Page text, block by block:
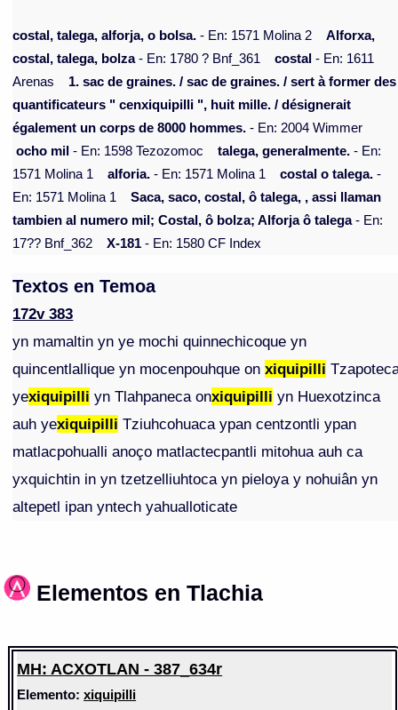
costal, talega, alforja, o bolsa. - En: 1571 Molina 2
Alforxa,
costal, talega, bolza- En: 1780 ? Bnf_361 costal - En: 1611
Arenas
1. sac de graines. / sac de graines. / sert à former des
quantificateurs " cenxiquipilli ", huit mille. / désignerait
également un corps de 8000 hommes. - En: 2004 Wimmer
ocho mil - En: 1598 Tezozomoc talega, generalmente. - En:
1571 Molina 1
alforia. - En: 1571 Molina 1 costal o talega. -
En: 1571 Molina 1
Saca, saco, costal, ô talega, , assi llaman
tambien al numero mil; Costal, ô bolza; Alforja ô talega- En:
17?? Bnf_362
X-181 - En: 1580 CF Index
Textos en Temoa
172v 383
yn mamaltin yn ye mochi quinnechicoque yn
quincentlallique yn mocenpouhque onxiquipilli
yexiquipilli yn Tlahpaneca onxiquipilli yn Huexotzinca
auh yexiquipilli Tziuhcohuaca ypan centzontli ypan
matlacpohualli anoço matlactecpantli mitohua auh ca
yxquichtin in yn tzetzelliuhtoca yn pieloya y nohuiân yn
altepetl ipan yntech yahualloticate
Elementos en Tlachia
MH: ACXOTLAN - 387_634r
Elemento:xiquipilli